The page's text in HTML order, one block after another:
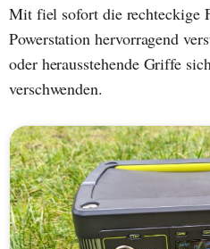
Mit fiel sofort die rechteckige
Powerstation hervorragend
oder herausstehende Griffe
verschwenden.